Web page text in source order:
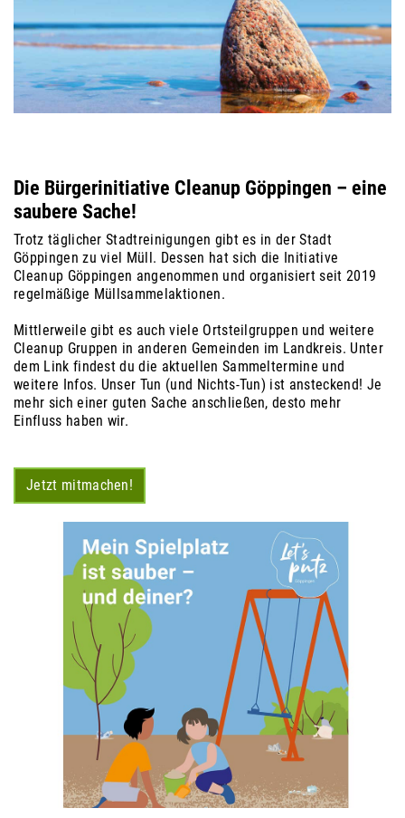
Die Bürgerinitiative Cleanup Göppingen – eine
saubere Sache!
Trotz täglicher Stadtreinigungen gibt es in der Stadt
Göppingen zu viel Müll. Dessen hat sich die Initiative
Cleanup Göppingen angenommen und organisiert seit 2019
regelmäßige Müllsammelaktionen.
Mittlerweile gibt es auch viele Ortsteilgruppen und weitere
Cleanup Gruppen in anderen Gemeinden im Landkreis. Unter
dem Link findest du die aktuellen Sammeltermine und
weitere Infos. Unser Tun (und Nichts-Tun) ist ansteckend! Je
mehr sich einer guten Sache anschließen, desto mehr
Einfluss haben wir.
Jetzt mitmachen!